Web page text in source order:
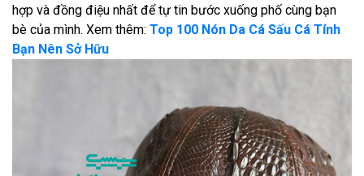
hợp và đồng điệu nhất để tự tin bước xuống phố cùng bạn
bè của mình. Xem thêm: Top 100 Nón Da Cá Sấu Cá Tính
Bạn Nên Sở Hữu